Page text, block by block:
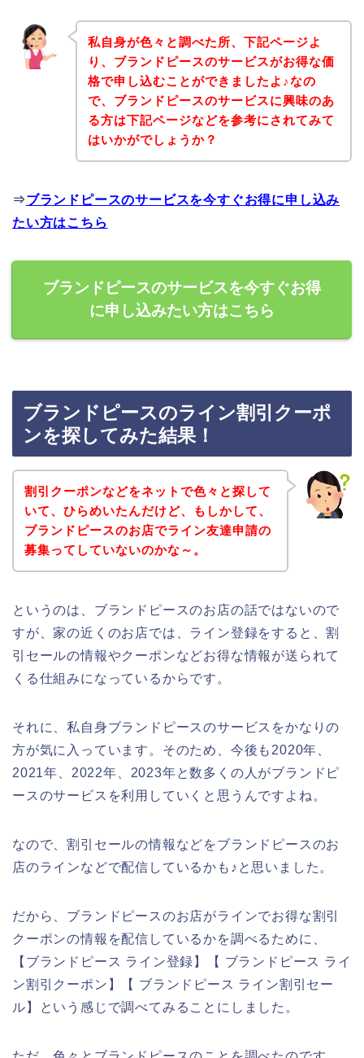
私自身が色々と調べた所、下記ページよ
り、ブランドピースのサービスがお得な価
格で申し込むことができましたよ♪なの
で、ブランドピースのサービスに興味のあ
る方は下記ページなどを参考にされてみて
はいかがでしょうか？
⇒ブランドピースのサービスを今すぐお得に申し込み
たい方はこちら
ブランドピースのサービスを今すぐお得
に申し込みたい方はこちら
ブランドピースのライン割引クーポ
ンを探してみた結果！
割引クーポンなどをネットで色々と探して
いて、ひらめいたんだけど、もしかして、
ブランドピースのお店でライン友達申請の
募集ってしていないのかな～。
というのは、ブランドピースのお店の話ではないので
すが、家の近くのお店では、ライン登録をすると、割
引セールの情報やクーポンなどお得な情報が送られて
くる仕組みになっているからです。
それに、私自身ブランドピースのサービスをかなりの
方が気に入っています。そのため、今後も2020年、
2021年、2022年、2023年と数多くの人がブランドピ
ースのサービスを利用していくと思うんですよね。
なので、割引セールの情報などをブランドピースのお
店のラインなどで配信しているかも♪と思いました。
だから、ブランドピースのお店がラインでお得な割引
クーポンの情報を配信しているかを調べるために、
【ブランドピース ライン登録】【 ブランドピース ライ
ン割引クーポン】【 ブランドピース ライン割引セー
ル】という感じで調べてみることにしました。